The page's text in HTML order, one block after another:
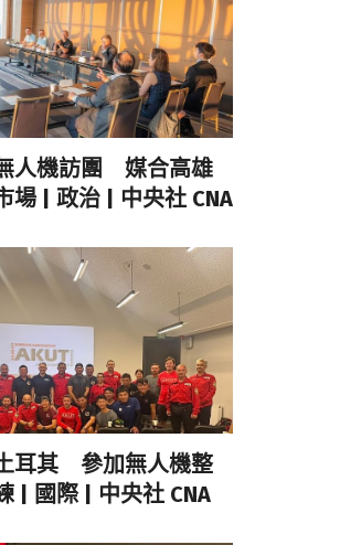
人機訪團 媒合高雄
場 | 政治 | 中央社 CNA
耳其 參加無人機整
| 國際 | 中央社 CNA